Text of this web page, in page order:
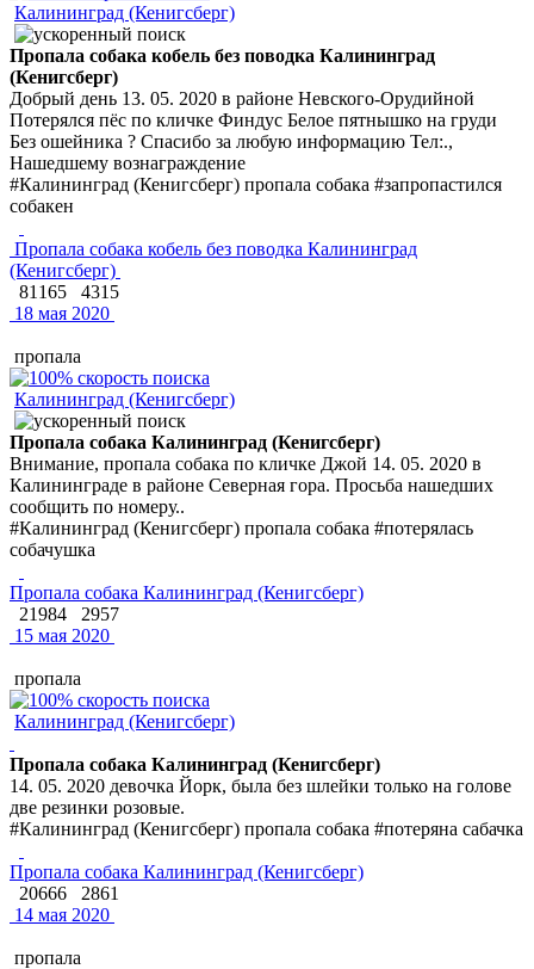
Калининград (Кенигсберг)
Пропала собака кобель без поводка Калининград
(Кенигсберг)
Добрый день 13. 05. 2020 в районе Невского-Орудийной
Потерялся пёс по кличке Финдус Белое пятнышко на груди
Без ошейника ? Спасибо за любую информацию Тел:.,
Нашедшему вознаграждение
#Калининград (Кенигсберг) пропала собака #запропастился
собакен
Пропала собака кобель без поводка Калининград
(Кенигсберг)
81165
4315
18 мая 2020
пропала
Калининград (Кенигсберг)
Пропала собака Калининград (Кенигсберг)
Внимание, пропала собака по кличке Джой 14. 05. 2020 в
Калининграде в районе Северная гора. Просьба нашедших
сообщить по номеру..
#Калининград (Кенигсберг) пропала собака #потерялась
собачушка
Пропала собака Калининград (Кенигсберг)
21984
2957
15 мая 2020
пропала
Калининград (Кенигсберг)
Пропала собака Калининград (Кенигсберг)
14. 05. 2020 девочка Йорк, была без шлейки только на голове
две резинки розовые.
#Калининград (Кенигсберг) пропала собака #потеряна сабачка
Пропала собака Калининград (Кенигсберг)
20666
2861
14 мая 2020
пропала